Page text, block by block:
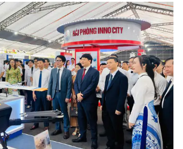
mst.gov.vn" khi phát hành lại thông tin từ